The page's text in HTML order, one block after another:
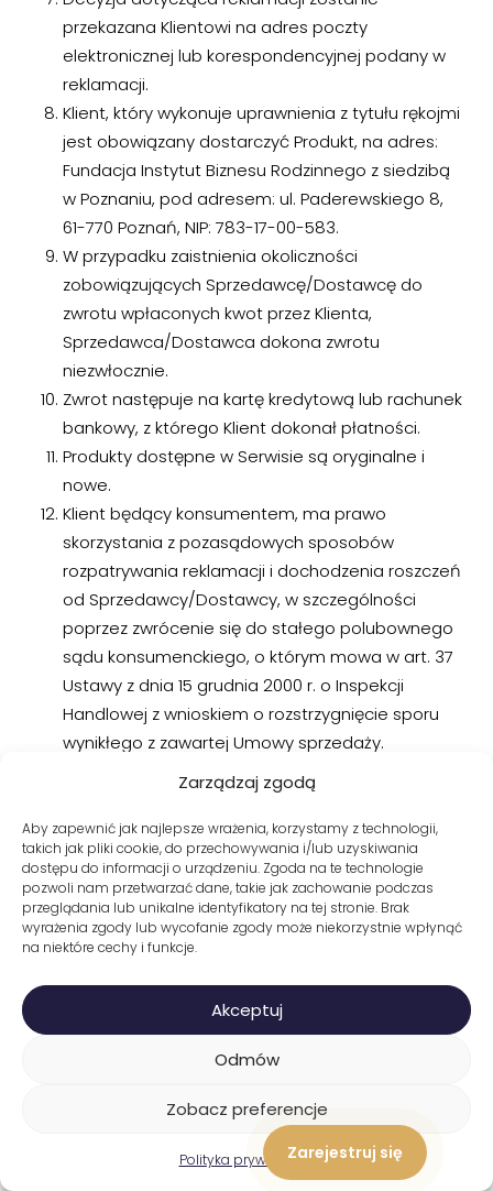
Zarządzaj zgodą
Aby zapewnić jak najlepsze wrażenia, korzystamy z technologii,
takich jak pliki cookie, do przechowywania i/lub uzyskiwania
dostępu do informacji o urządzeniu. Zgoda na te technologie
pozwoli nam przetwarzać dane, takie jak zachowanie podczas
przeglądania lub unikalne identyfikatory na tej stronie. Brak
wyrażenia zgody lub wycofanie zgody może niekorzystnie wpłynąć
na niektóre cechy i funkcje.
Akceptuj
Odmów
Zobacz preferencje
Polityka prywatności
przekazana Klientowi na adres poczty
elektronicznej lub korespondencyjnej podany w
reklamacji.
Klient, który wykonuje uprawnienia z tytułu rękojmi
jest obowiązany dostarczyć Produkt, na adres:
Fundacja Instytut Biznesu Rodzinnego z siedzibą
w Poznaniu, pod adresem: ul. Paderewskiego 8,
61-770 Poznań, NIP: 783-17-00-583.
W przypadku zaistnienia okoliczności
zobowiązujących Sprzedawcę/Dostawcę do
zwrotu wpłaconych kwot przez Klienta,
Sprzedawca/Dostawca dokona zwrotu
niezwłocznie.
Zwrot następuje na kartę kredytową lub rachunek
bankowy, z którego Klient dokonał płatności.
Produkty dostępne w Serwisie są oryginalne i
nowe.
Klient będący konsumentem, ma prawo
skorzystania z pozasądowych sposobów
rozpatrywania reklamacji i dochodzenia roszczeń
od Sprzedawcy/Dostawcy, w szczególności
poprzez zwrócenie się do stałego polubownego
sądu konsumenckiego, o którym mowa w art. 37
Ustawy z dnia 15 grudnia 2000 r. o Inspekcji
Handlowej z wnioskiem o rozstrzygnięcie sporu
wynikłego z zawartej Umowy sprzedaży.
Klient będący konsumentem, może także
korzystać z pomocy powiatowych rzeczników
konsumentów lub organizacji społecznych do
których zadań statutowych należy ochrona praw
konsumentów a także może skorzystać z
internetowej platformy rozwiązywania sporów w
ramach Unii Europejskiej dostępnej pod adresem:
Sprzedawca/Dostawca odpowiada wobec
zgodności towaru z umową oraz – w
cyfrowych lub usług cyfrowych z umową, zgodnie
z ustawą o prawach konsumenta.Zarejestruj się